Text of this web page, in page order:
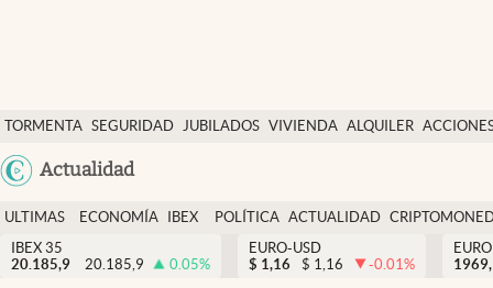
TORMENTA SEGURIDAD JUBILADOS VIVIENDA ALQUILER
Actualidad
Economía y finanzas
Política
Actualidad
Criptomonedas
ULTIMAS
NOTICIAS
ECONOMÍA
FINANZAS
IBEX
EURO
POLÍTICA ACTUALIDAD
IBEX 35
20.185,9
20.185,9 0.05%
EURO-USD
$ 1,16 $ 1,16 -0.01%